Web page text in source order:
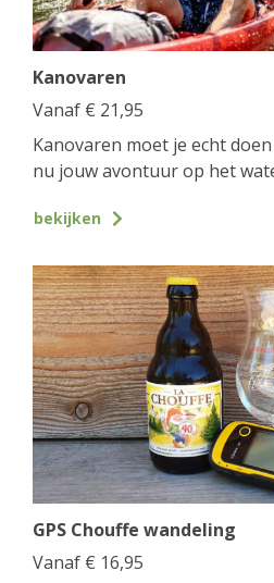
Kanovaren
Vanaf € 21,95
Kanovaren moet je echt
nu jouw avontuur op het
bekijken
GPS Chouffe wandeling
Vanaf € 16,95